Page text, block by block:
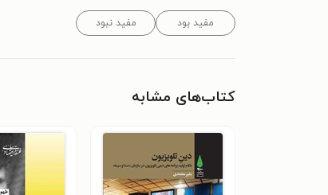
مفید بود مفید نبود
کتاب‌های مشابه